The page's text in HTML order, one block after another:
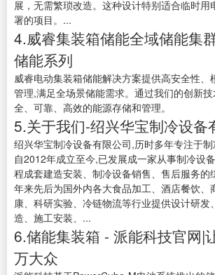
展，无需繁琐改造。这种设计特别适合临时用
署的项目。...
4.威睿集装箱储能全域储能集
储能系列
威睿电动集装箱储能解决方案提供高安全性、
管理,满足全场景储能需求。通过我们的创新
全、可靠、高效的能源存储和管理。
5.关于我们-绍兴华宝制冷设备
绍兴华宝制冷设备有限公司,历时多年专注于
自2012年成立至今,已发展成一家从事制冷设
程成套建造安装、制冷设备销售、售后服务的
年来先后为国外内各大食品加工、酒店餐饮、
康、科研实验、冷链物流等行业提供设计研发
造、施工安装、...
6.储能集装箱 - 派能科技官网|
万大众